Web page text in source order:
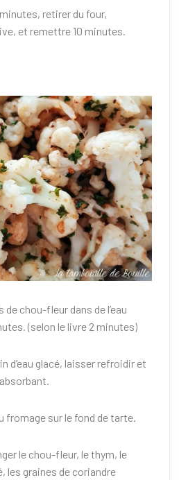
retirer du four,
et remettre 10 minutes.
chou-fleur dans de l’eau
(selon le livre 2 minutes)
d’eau glacé, laisser refroidir et
fromage sur le fond de tarte.
le chou-fleur, le thym, le
les graines de coriandre